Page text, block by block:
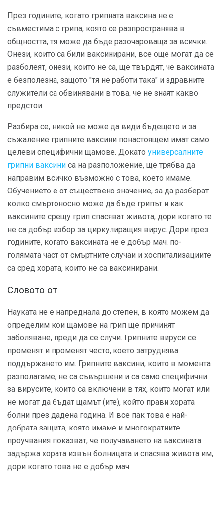
През годините, когато грипната ваксина не е
съвместима с грипа, която се разпространява в
общността, тя може да бъде разочароваща за всички.
Онези, които са били ваксинирани, все още могат да се
разболеят, онези, които не са, ще твърдят, че ваксината
е безполезна, защото "тя не работи така" и здравните
служители са обвинявани в това, че не знаят какво
предстои.
Разбира се, никой не може да види бъдещето и за
съжаление грипните ваксини понастоящем имат само
целеви специфични щамове. Докато универсалните
грипни ваксини са на разположение, ще трябва да
направим всичко възможно с това, което имаме.
Обучението е от съществено значение, за да разберат
колко смъртоносно може да бъде грипът и как
ваксините срещу грип спасяват живота, дори когато те
не са добър избор за циркулиращия вирус. Дори през
годините, когато ваксината не е добър мач, по-
голямата част от смъртните случаи и хоспитализациите
са сред хората, които не са ваксинирани.
Словото от
Науката не е напреднала до степен, в която можем да
определим кои щамове на грип ще причинят
заболяване, преди да се случи. Грипните вируси се
променят и променят често, което затруднява
поддържането им. Грипните ваксини, които в момента
разполагаме, не са съвършени и са само специфични
за вирусите, които са включени в тях, които могат или
не могат да бъдат щамът (ите), който прави хората
болни през дадена година. И все пак това е най-
добрата защита, която имаме и многократните
проучвания показват, че получаването на ваксината
задържа хората извън болницата и спасява живота им,
дори когато това не е добър мач.